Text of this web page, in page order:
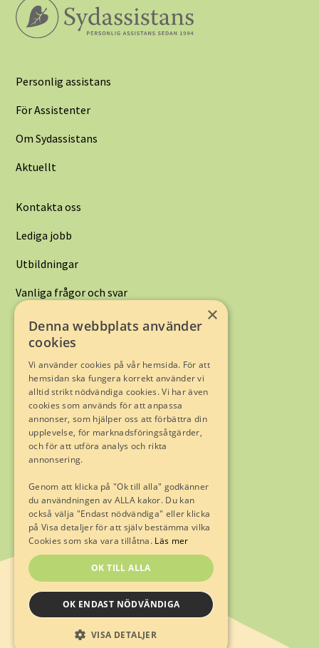
Personlig assistans
För Assistenter
Om Sydassistans
Aktuellt
Kontakta oss
Lediga jobb
Utbildningar
Vanliga frågor och svar
Kontakta oss:
Limhamnsvägen 128
216 12 Limhamn
Telefon040-16 05 00
E-post:info@sydassistans.se
Trygghet genom Fremia
© Sydassistans AB 2022. All rights reserved.
Integritetspolicy
Visselblåsning
×
Denna webbplats använder
cookies
Vi använder cookies på vår hemsida. För att
hemsidan ska fungera korrekt använder vi
alltid strikt nödvändiga cookies. Vi har även
cookies som används för att anpassa
annonser, som hjälper oss att förbättra din
upplevelse, för marknadsföringsåtgärder,
och för att utföra analys och rikta
annonsering.
Genom att klicka på "Ok till alla" godkänner
du användningen av ALLA kakor. Du kan
också välja "Endast nödvändiga" eller klicka
på Visa detaljer för att själv bestämma vilka
Cookies som ska vara tillåtna. Läs mer
OK TILL ALLA
OK ENDAST NÖDVÄNDIGA
VISA DETALJER